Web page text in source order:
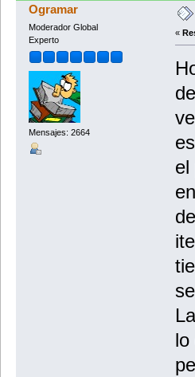
Ogramar
Moderador Global
Experto
Mensajes: 2664
«
el
lo